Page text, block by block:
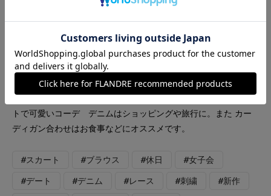
FAVORITE SUKINAMONO
【着用サイズ/カラー】ブラウス：9号 /アイボリー スカート：7
号/アイボリー パンツ：7号/インディゴ カーディガン：9号/
ブラック GW着回しコーデ デートのときはブラウス×スカー
トで可愛いコーデ デニムはショッピングや旅行に。また カー
ディガン合わせはお食事などにオススメです。
#スカート #ブラウス #休日 #女子会
#デート #デニム #レース #刺繍 #新作